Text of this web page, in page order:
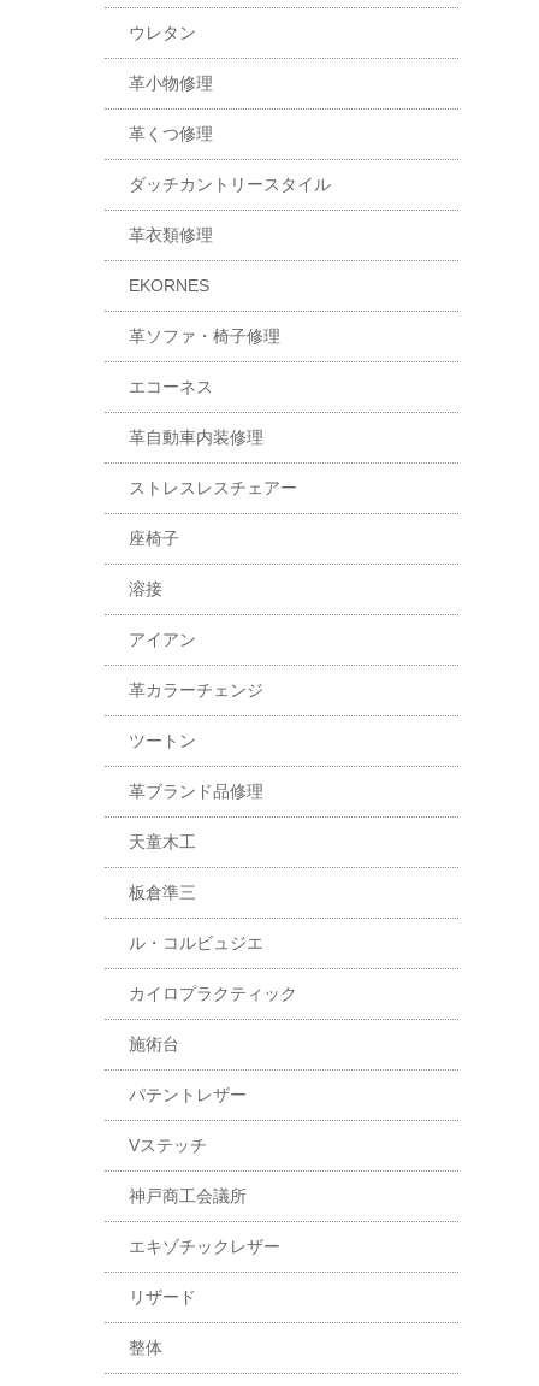
ウレタン
革小物修理
革くつ修理
ダッチカントリースタイル
革衣類修理
EKORNES
革ソファ・椅子修理
エコーネス
革自動車内装修理
ストレスレスチェアー
座椅子
溶接
アイアン
革カラーチェンジ
ツートン
革ブランド品修理
天童木工
板倉準三
ル・コルビュジエ
カイロプラクティック
施術台
パテントレザー
Vステッチ
神戸商工会議所
エキゾチックレザー
リザード
整体